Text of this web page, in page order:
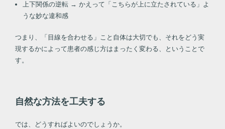
上下関係の逆転 → かえって「こちらが上に立たされている」よ
うな妙な違和感
つまり、「目線を合わせる」こと自体は大切でも、それをどう実
現するかによって患者の感じ方はまったく変わる、ということで
す。
自然な方法を工夫する
では、どうすればよいのでしょうか。